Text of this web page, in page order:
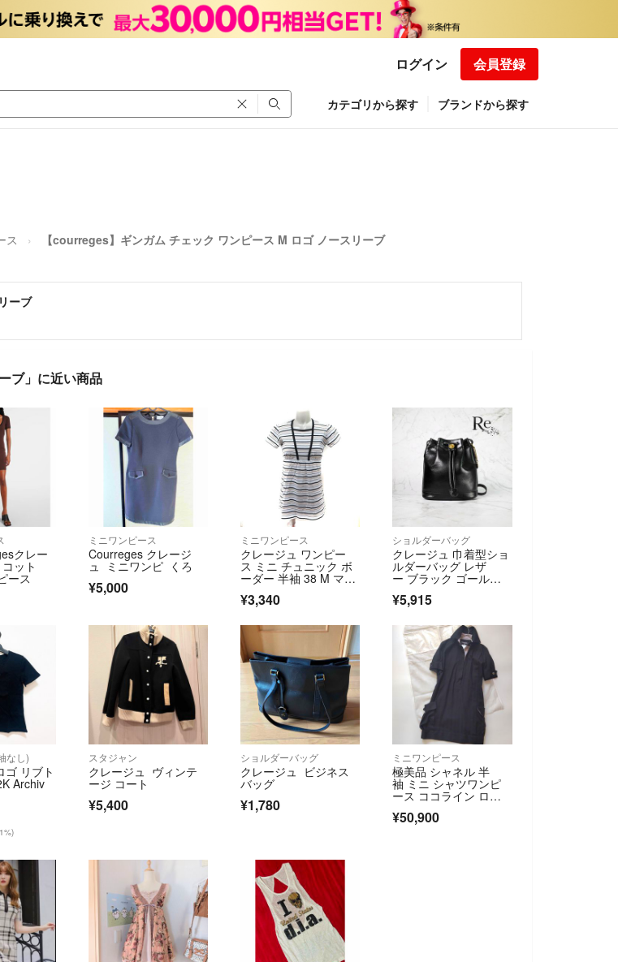
ログイン 会員登録
カテゴリから探す ブランドから探す
ス 【courreges】ギンガム チェック ワンピース M ロゴ ノースリーブ
ーブ
ブ」に近い商品
クレー
ット
ース
ミニワンピース
Courreges クレージ
ュ ミニワンピ くろ
¥5,000
ミニワンピース
クレージュ ワンピー
ス ミニ チュニック ボ
ーダー 半袖 38 M マル
チカラー
¥3,340
ショルダーバッグ
クレージュ 巾着型ショ
ルダーバッグ レザ
ー ブラック ゴールド
金具 美品
¥5,915
なし)
ゴ リブト
Archiv
スタジャン
クレージュ ヴィンテ
ージ コート
¥5,400
ショルダーバッグ
クレージュ ビジネス
バッグ
¥1,780
ミニワンピース
極美品 シャネル 半
袖 ミニ シャツワンピ
ース ココライン ロゴ
¥50,900